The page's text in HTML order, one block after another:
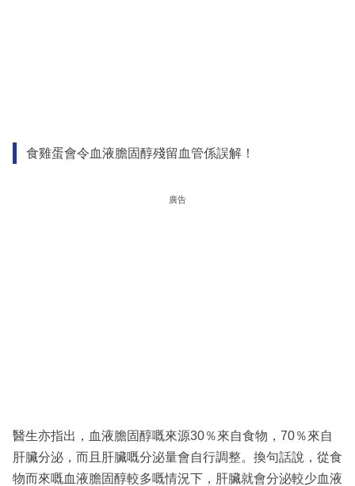
食雞蛋會令血液膽固醇殘留血管係誤解！
廣告
醫生亦指出，血液膽固醇嘅來源30％來自食物，70％來自
肝臟分泌，而且肝臟嘅分泌量會自行調整。換句話說，從食
物而來嘅血液膽固醇較多嘅情況下，肝臟就會分泌較少血液